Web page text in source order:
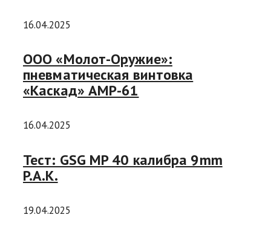
16.04.2025
ООО «Молот-Оружие»:
пневматическая винтовка
«Каскад» AMP-61
16.04.2025
Тест: GSG MP 40 калибра 9mm
P.A.K.
19.04.2025